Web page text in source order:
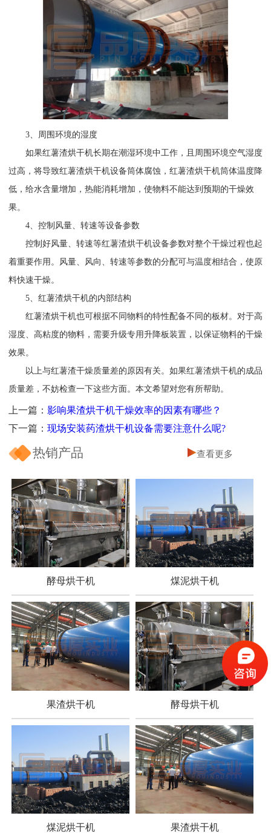
3、周围环境的湿度
如果红薯渣烘干机长期在潮湿环境中工作，且周围环境空气湿度
过高，将导致红薯渣烘干机设备筒体腐蚀，红薯渣烘干机筒体温度降
低，给水含量增加，热能消耗增加，使物料不能达到预期的干燥效
果。
4、控制风量、转速等设备参数
控制好风量、转速等红薯渣烘干机设备参数对整个干燥过程也起
着重要作用。风量、风向、转速等参数的分配可与温度相结合，使原
料快速干燥。
5、红薯渣烘干机的内部结构
红薯渣烘干机也可根据不同物料的特性配备不同的板材。对于高
湿度、高粘度的物料，需要升级专用升降板装置，以保证物料的干燥
效果。
以上与红薯渣干燥质量差的原因有关。如果红薯渣烘干机的成品
质量差，不妨检查一下这些方面。本文希望对您有所帮助。
上一篇： 影响果渣烘干机干燥效率的因素有哪些？
下一篇： 现场安装药渣烘干机设备需要注意什么呢?
热销产品 查看更多
酵母烘干机 煤泥烘干机
果渣烘干机 酵母烘干机
煤泥烘干机 果渣烘干机